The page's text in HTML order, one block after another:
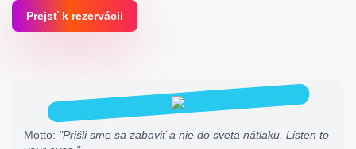
Prejsť k rezervácii
Motto: "Prišli sme sa zabaviť a nie do sveta nátlaku. Listen to